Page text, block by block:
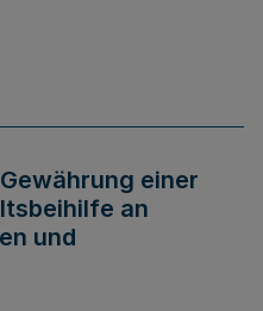
einer
an
und